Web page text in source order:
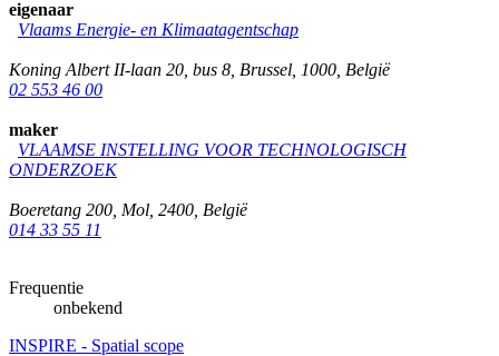
eigenaar
Vlaams Energie- en Klimaatagentschap
Koning Albert II-laan 20, bus 8 Brussel 1000 België
02 553 46 00
maker
VLAAMSE INSTELLING VOOR TECHNOLOGISCH
ONDERZOEK
Boeretang 200 Mol 2400 België
014 33 55 11
Frequentie
onbekend
INSPIRE - Spatial scope